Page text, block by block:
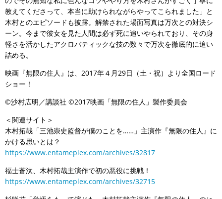
教えてくださって、本当に助けられながらやってこられました」と
木村とのエピソードも披露。解禁された場面写真は万次との対決シ
ーン。今まで彼女を見た人間は必ず死に追いやられており、その身
軽さを活かしたアクロバティックな技の数々で万次を徹底的に追い
詰める。
映画『無限の住人』は、2017年４月29日（土・祝）より全国ロード
ショー！
©沙村広明／講談社 ©2017映画「無限の住人」製作委員会
＜関連サイト＞
木村拓哉「三池崇史監督が僕のことを……」主演作『無限の住人』に
かける思いとは？
https://www.entameplex.com/archives/32817
福士蒼汰、木村拓哉主演作で初の悪役に挑戦！
https://www.entameplex.com/archives/32715